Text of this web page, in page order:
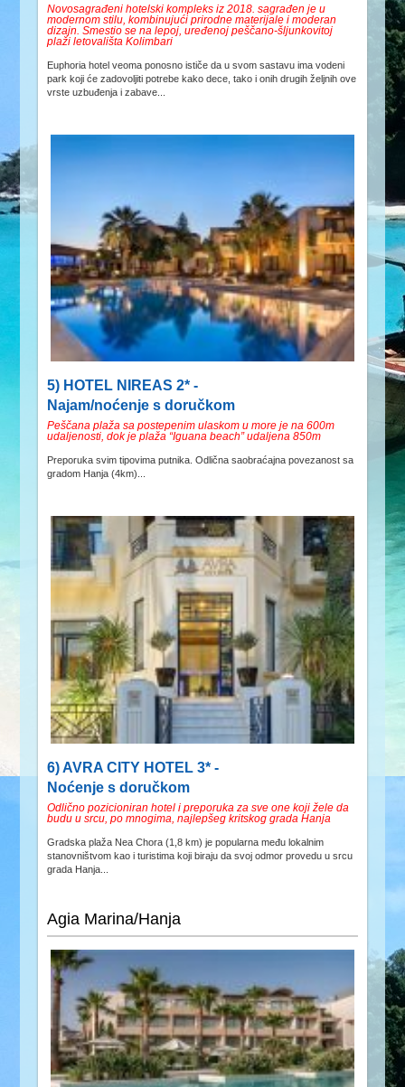
Novosagrađeni hotelski kompleks iz 2018. sagrađen je u
modernom stilu, kombinujući prirodne materijale i moderan
dizajn. Smestio se na lepoj, uređenoj peščano-šljunkovitoj
plaži letovališta Kolimbari
Euphoria hotel veoma ponosno ističe da u svom sastavu ima vodeni
park koji će zadovoljiti potrebe kako dece, tako i onih drugih željnih ove
vrste uzbuđenja i zabave...
5) HOTEL NIREAS 2* -
Najam/noćenje s doručkom
Peščana plaža sa postepenim ulaskom u more je na 600m
udaljenosti, dok je plaža “Iguana beach” udaljena 850m
Preporuka svim tipovima putnika. Odlična saobraćajna povezanost sa
gradom Hanja (4km)...
6) AVRA CITY HOTEL 3* -
Noćenje s doručkom
Odlično pozicioniran hotel i preporuka za sve one koji žele da
budu u srcu, po mnogima, najlepšeg kritskog grada Hanja
Gradska plaža Nea Chora (1,8 km) je popularna među lokalnim
stanovništvom kao i turistima koji biraju da svoj odmor provedu u srcu
grada Hanja...
Agia Marina/Hanja